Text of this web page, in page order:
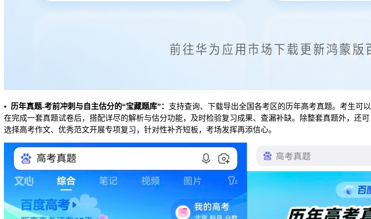
• 历年真题-考前冲刺与自主估分的“宝藏题库”： 支持查询、下载导出全国各考区的历年高考真题。考生可以
在完成一套真题试卷后，搭配详尽的解析与估分功能，及时检验复习成果、查漏补缺。除整套真题外，还可
选择高考作文、优秀范文开展专项复习，针对性补齐短板，考场发挥再添信心。